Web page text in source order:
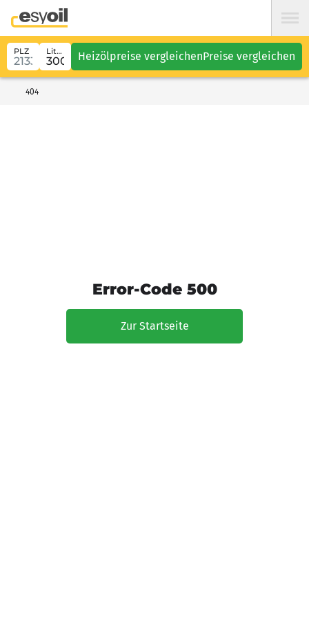
PLZ Liter Heizölpreise vergleichenPreise vergleichen
404
Error-Code 500
Zur Startseite